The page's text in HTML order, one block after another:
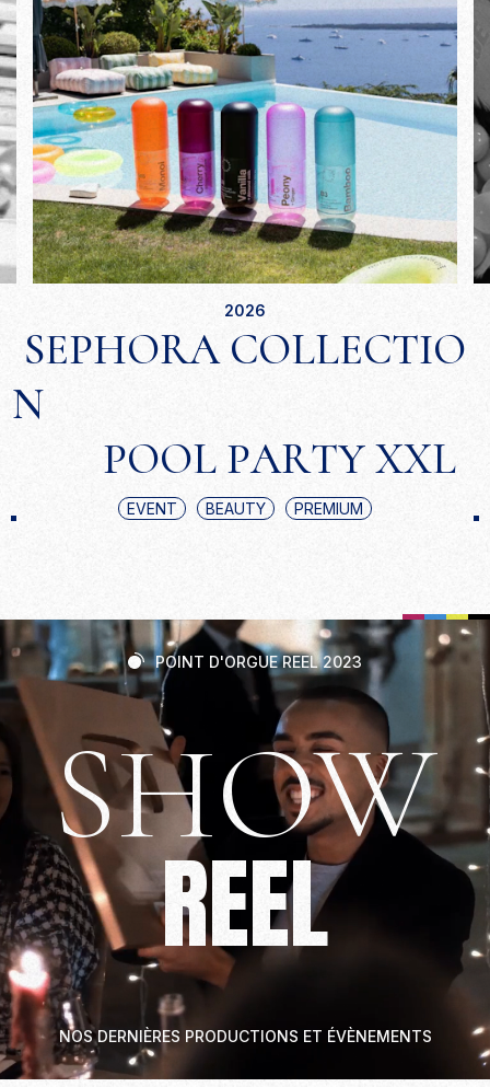
2026
SEPHORA COLLECTIO
N
POOL PARTYXXL
EVENT BEAUTY PREMIUM
POINT D'ORGUE REEL 2023
SHOW
REEL
NOS DERNIÈRES PRODUCTIONS ET ÉVÈNEMENTS